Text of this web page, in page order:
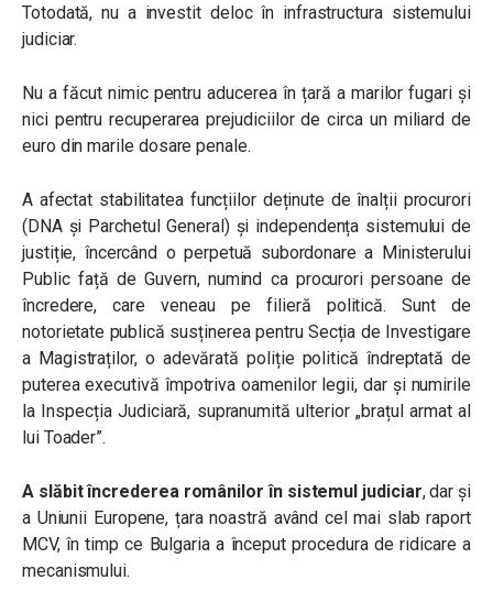
Totodată, nu a investit deloc în infrastructura sistemului
judiciar.
Nu a făcut nimic pentru aducerea în țară a marilor fugari și
nici pentru recuperarea prejudiciilor de circa un miliard de
euro din marile dosare penale.
A afectat stabilitatea funcțiilor deținute de înalții procurori
(DNA și Parchetul General) și independența sistemului de
justiție, încercând o perpetuă subordonare a Ministerului
Public față de Guvern, numind ca procurori persoane de
încredere, care veneau pe filieră politică. Sunt de
notorietate publică susținerea pentru Secția de Investigare
a Magistraților, o adevărată poliție politică îndreptată de
puterea executivă împotriva oamenilor legii, dar și numirile
la Inspecția Judiciară, supranumită ulterior „brațul armat al
lui Toader”.
A slăbit încrederea românilor în sistemul judiciar, dar și
a Uniunii Europene, țara noastră având cel mai slab raport
MCV, în timp ce Bulgaria a început procedura de ridicare a
mecanismului.